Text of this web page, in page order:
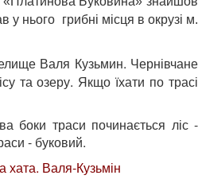
у нього грибні місця в окрузі м.
Валя Кузьмин. Чернівчане
та озеру. Якщо їхати по трасі
боки траси починається ліс -
- буковий.
хата. Валя-Кузьмін